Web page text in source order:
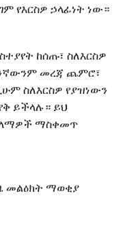
የእርስዎ ኃላፊነት ነው።
ከሰጡ፣ ስለእርስዎ
መረጃ ጨምሮ፣
ስለእርስዎ የያዝነውን
ይችላሉ። ይህ
ማስቀመጥ
መልዕክት ማወቂያ